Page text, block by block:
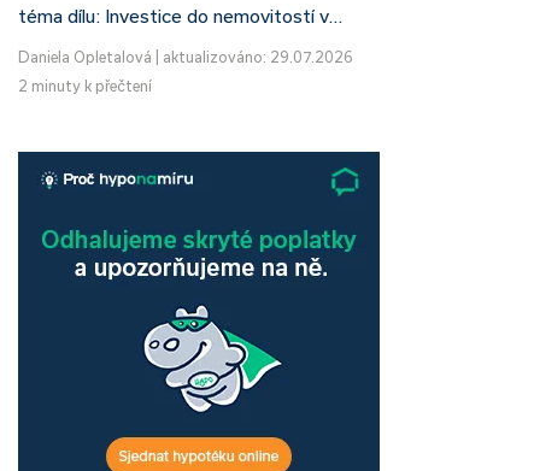
téma dílu: Investice do nemovitostí v…
Daniela Opletalová
aktualizováno: 29.07.2026
2 minuty k přečtení